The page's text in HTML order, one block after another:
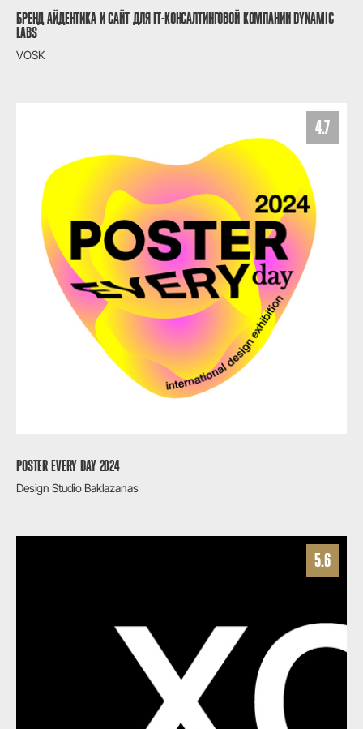
БРЕНД АЙДЕНТИКА И САЙТ ДЛЯ IT-КОНСАЛТИНГОВОЙ КОМПАНИИ DYNAMIC
LABS
VOSK
4.7
POSTER EVERY DAY 2024
Design Studio Baklazanas
5.6